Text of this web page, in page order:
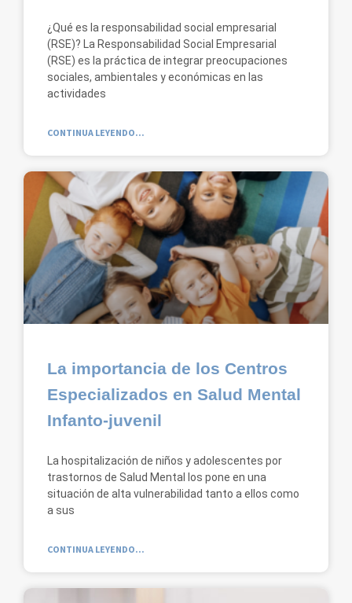
¿Qué es la responsabilidad social empresarial
(RSE)? La Responsabilidad Social Empresarial
(RSE) es la práctica de integrar preocupaciones
sociales, ambientales y económicas en las
actividades
CONTINUA LEYENDO...
La importancia de los Centros
Especializados en Salud Mental
Infanto-juvenil
La hospitalización de niños y adolescentes por
trastornos de Salud Mental los pone en una
situación de alta vulnerabilidad tanto a ellos como
a sus
CONTINUA LEYENDO...